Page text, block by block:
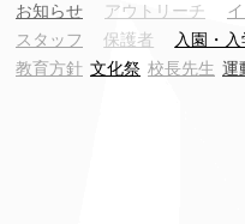
お知らせ アウトリーチ
スタッフ
保護者 入園・
教育方針 文化祭 校長先生 運